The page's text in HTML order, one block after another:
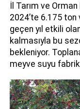
İl Tarım ve
2024’te 6.175
geçen yıl etkili
kalmasıyla bu
bekleniyor.
meyve suyu